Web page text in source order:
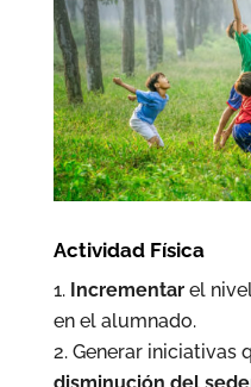
Actividad Física
Incrementar el
en el alumnado.
Generar iniciativas